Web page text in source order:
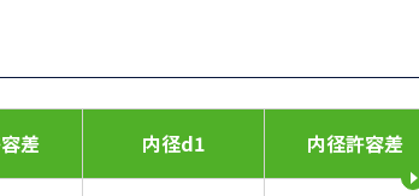
差 内径d1 内径許容差